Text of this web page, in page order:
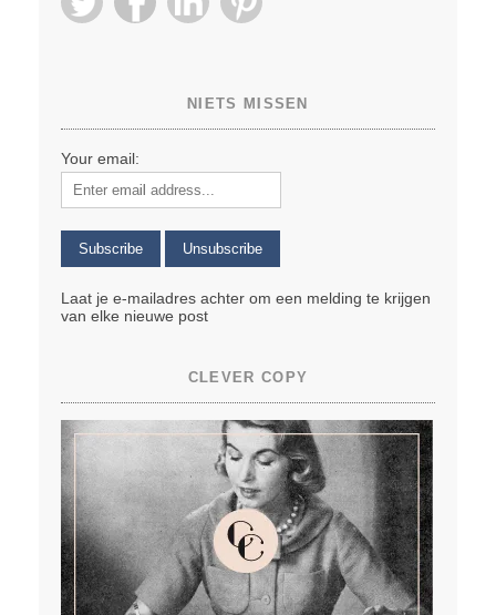
NIETS MISSEN
Your email:
Laat je e-mailadres achter om een melding te krijgen
van elke nieuwe post
CLEVER COPY